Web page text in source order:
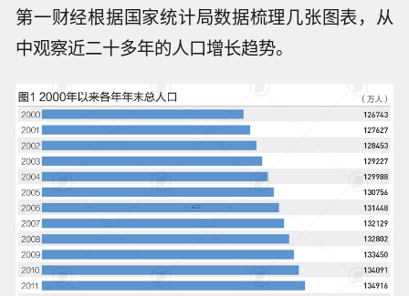
第一财经根据国家统计局数据梳理几张图表，从
中观察近二十多年的人口增长趋势。